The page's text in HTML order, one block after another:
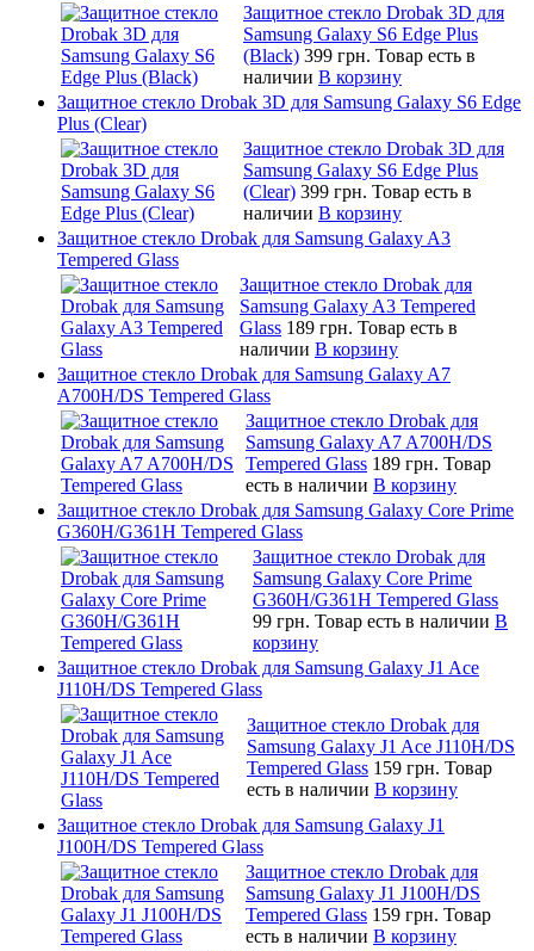
Защитное стекло Drobak 3D для
Samsung Galaxy S6 Edge Plus
(Black) 399 грн. Товар есть в
наличии В корзину
Защитное стекло Drobak 3D для Samsung Galaxy S6 Edge
Plus (Clear)
Защитное стекло Drobak 3D для
Samsung Galaxy S6 Edge Plus
(Clear) 399 грн. Товар есть в
наличии В корзину
Защитное стекло Drobak для Samsung Galaxy A3
Tempered Glass
Защитное стекло Drobak для
Samsung Galaxy A3 Tempered
Glass 189 грн. Товар есть в
наличии В корзину
Защитное стекло Drobak для Samsung Galaxy A7
A700H/DS Tempered Glass
Защитное стекло Drobak для
Samsung Galaxy A7 A700H/DS
Tempered Glass 189 грн. Товар
есть в наличии В корзину
Защитное стекло Drobak для Samsung Galaxy Core Prime
G360H/G361H Tempered Glass
Защитное стекло Drobak для
Samsung Galaxy Core Prime
G360H/G361H Tempered Glass
99 грн. Товар есть в наличии В
корзину
Защитное стекло Drobak для Samsung Galaxy J1 Ace
J110H/DS Tempered Glass
Защитное стекло Drobak для
Samsung Galaxy J1 Ace J110H/DS
Tempered Glass 159 грн. Товар
есть в наличии В корзину
Защитное стекло Drobak для Samsung Galaxy J1
J100H/DS Tempered Glass
Защитное стекло Drobak для
Samsung Galaxy J1 J100H/DS
Tempered Glass 159 грн. Товар
есть в наличии В корзину